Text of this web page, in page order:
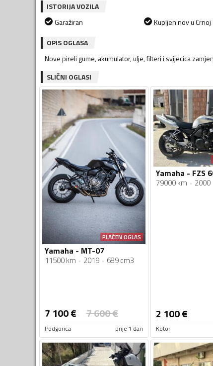
ISTORIJA VOZILA
Garažiran
Kupljen nov u Crnoj
OPIS OGLASA
Nove pireli gume, akumulator, ulje, filteri i svijecica
SLIČNI OGLASI
PLAĆEN OGLAS
Yamaha - MT-07
11500 km 2019 689 cm3
7 100€ 7 600€
Podgorica prije 1 dan
Yamaha - FZS
79000 km 2000
2 100€
Kotor